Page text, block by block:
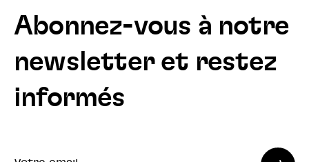
Abonnez-vous à notre
newsletter et restez
informés